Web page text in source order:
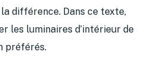
différence. Dans ce texte,
les luminaires d’intérieur de
préférés.